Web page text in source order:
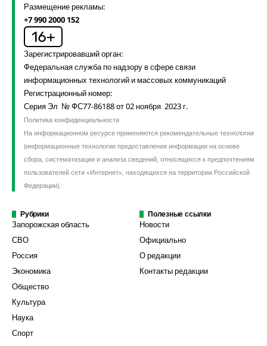
Размещение рекламы:
+7 990 2000 152
Зарегистрировавший орган:
Федеральная служба по надзору в сфере связи
информационных технологий и массовых коммуникаций
Регистрационный номер:
Серия Эл № ФС77-86188 от 02 ноября 2023 г.
Политика конфиденциальности
На информационном ресурсе применяются рекомендательные технологии
(информационные технологии предоставления информации на основе
сбора, систематизации и анализа сведений, относящихся к предпочтениям
пользователей сети «Интернет», находящихся на территории Российской
Федерации).
Рубрики
Запорожская область
СВО
Россия
Экономика
Общество
Культура
Наука
Спорт
Полезные ссылки
Новости
Официально
О редакции
Контакты редакции